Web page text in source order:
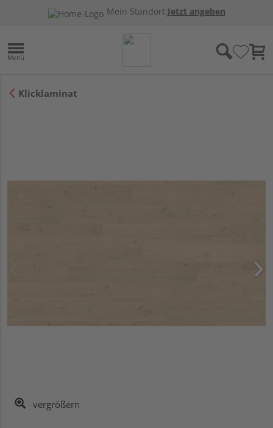
Mein Standort:Jetzt angeben
Klicklaminat
vergrößern